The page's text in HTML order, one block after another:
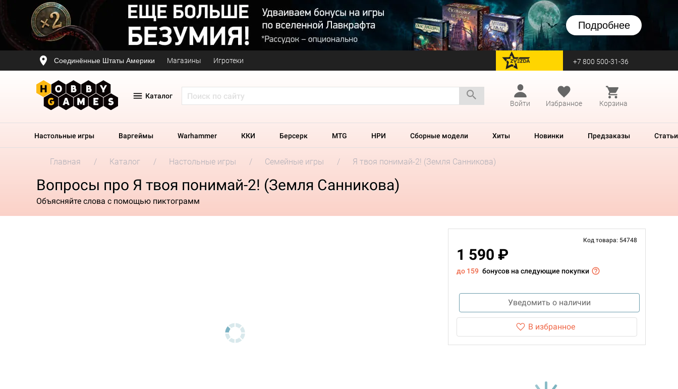
Подробнее
Соединённые Штаты Америки Магазины Игротеки перейти на Zvezda +7 800 500-31-36
Каталог
Войти
Избранное Корзина
Настольные игры Варгеймы Warhammer ККИ Берсерк MTG НРИ Сборные модели Хиты Новинки Предзаказы Статьи
Главная Каталог Настольные игры Семейные игры Я твоя понимай-2! (Земля Санникова)
Вопросы про Я твоя понимай-2! (Земля Санникова)
Объясняйте слова с помощью пиктограмм
Код товара: 54748
1 590 ₽
до 159 бонусов на следующие покупки
Уведомить о наличии
В избранное